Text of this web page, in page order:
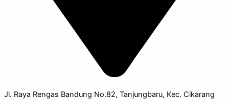
Jl. Raya Rengas Bandung No.82, Tanjungbaru, Kec. Cikarang